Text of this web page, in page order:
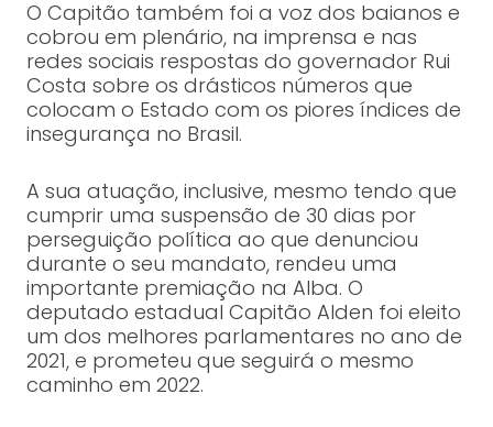
O Capitão também foi a voz dos baianos e
cobrou em plenário, na imprensa e nas
redes sociais respostas do governador Rui
Costa sobre os drásticos números que
colocam o Estado com os piores índices de
insegurança no Brasil.
A sua atuação, inclusive, mesmo tendo que
cumprir uma suspensão de 30 dias por
perseguição política ao que denunciou
durante o seu mandato, rendeu uma
importante premiação na Alba. O
deputado estadual Capitão Alden foi eleito
um dos melhores parlamentares no ano de
2021, e prometeu que seguirá o mesmo
caminho em 2022.